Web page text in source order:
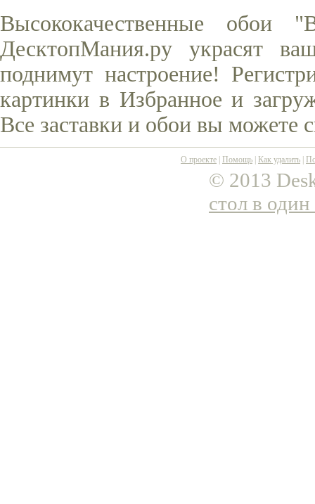
Высококачественные
ДесктопМания.ру украсят
поднимут настроение!
картинки в Избранное и
Все заставки и обои вы можете
О проекте Помощь Как удалить
© 2013
стол в